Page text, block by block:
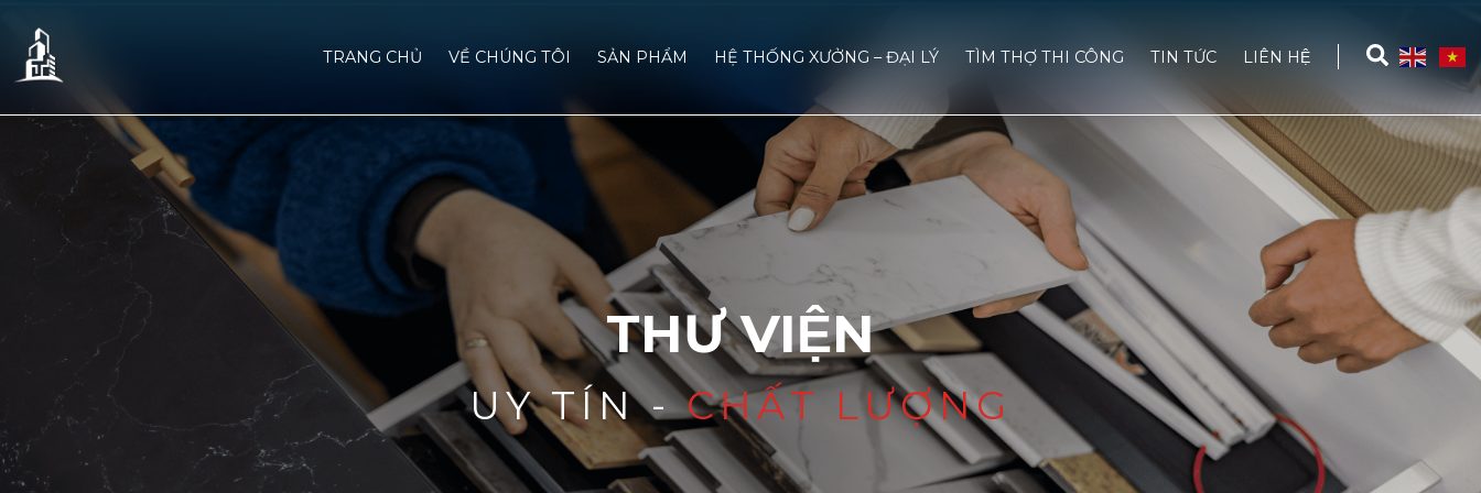
TRANG CHỦ VỀ CHÚNG TÔI SẢN PHẨM HỆ THỐNG XƯỞNG – ĐẠI LÝ TÌM THỢ THI CÔNG TIN TỨC LIÊN HỆ
THƯ VIỆN
UY TÍN -CHẤT LƯỢNG